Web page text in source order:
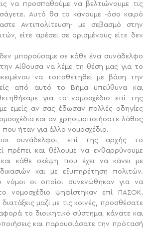
να προσπαθούμε να βελτιώνουμε τις
Αυτό θα το κάνουμε -όσο καιρό
Αντιπολίτευση- με σεβασμό στην
είτε αρέσει σε ορισμένους είτε δεν
δεν μπορούσαμε σε κάθε ένα συνάδελφο
Αίθουσα να λέμε τη θέση μας για το
να τοποθετηθεί με βάση την
από αυτό το Βήμα υπεύθυνα και
για το νομοσχέδιο επί της
εμείς αν σας έδωσαν πολλές οδηγίες
και αν χρησιμοποιήσατε λάθος
ήταν για άλλο νομοσχέδιο.
συνάδελφοι, επί της αρχής το
πρέπει και θέλουμε να ενθαρρύνουμε
κάθε σκέψη που έχει να κάνει με
και με εξυπηρέτηση πολιτών.
νόμοι οι οποίοι συνενώθηκαν για να
νομοσχέδιο ψηφίστηκαν επί ΠΑΣΟΚ.
διατάξεις μαζί με τις κοινές, προσθέσατε
το διοικητικό σύστημα, κάνατε και
και παρουσιάσατε την πρότασή